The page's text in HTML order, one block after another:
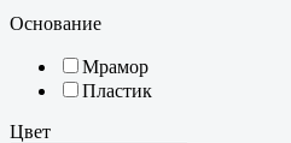
Основание
Мрамор
Пластик
Цвет